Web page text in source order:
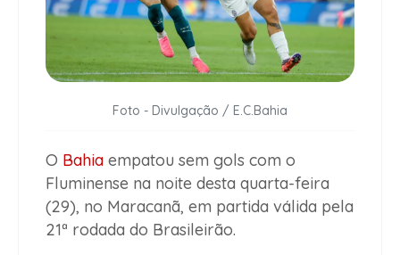
Foto - Divulgação / E.C.Bahia
O Bahia empatou sem gols com o
Fluminense na noite desta quarta-feira
(29), no Maracanã, em partida válida pela
21ª rodada do Brasileirão.